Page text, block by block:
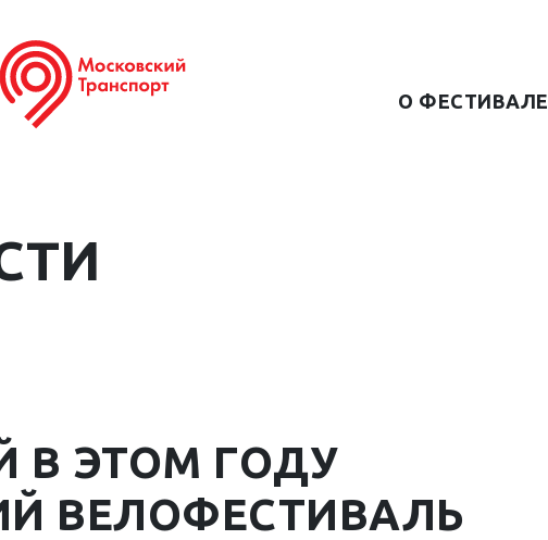
О ФЕСТИВАЛЕ
В ЭТОМ ГОДУ
ВЕЛОФЕСТИВАЛЬ